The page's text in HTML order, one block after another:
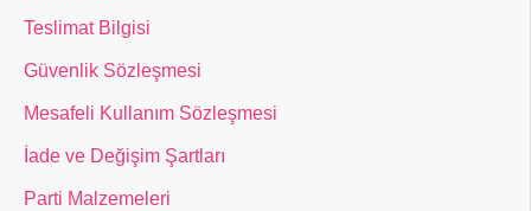
Teslimat Bilgisi
Güvenlik Sözleşmesi
Mesafeli Kullanım Sözleşmesi
İade ve Değişim Şartları
Parti Malzemeleri